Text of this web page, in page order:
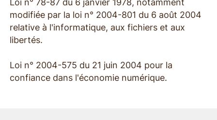
Loi n° 78-87 du 6 janvier 1978, notamment
modifiée par la loi n° 2004-801 du 6 août 2004
relative à l'informatique, aux fichiers et aux
libertés.
Loi n° 2004-575 du 21 juin 2004 pour la
confiance dans l'économie numérique.